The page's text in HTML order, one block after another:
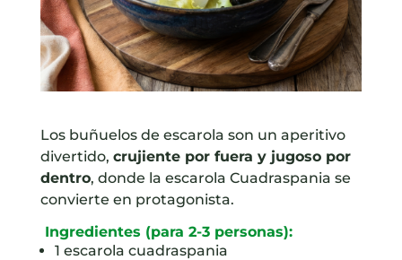
Los buñuelos de escarola son un aperitivo
divertido, crujiente por fuera y jugoso por
dentro, donde la escarola Cuadraspania se
convierte en protagonista.
Ingredientes (para 2-3 personas):
1 escarola cuadraspania